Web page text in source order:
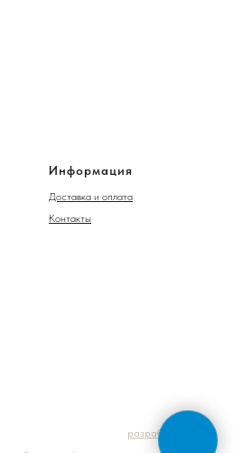
Информация
Доставка и оплата
Контакты
разработка сайта